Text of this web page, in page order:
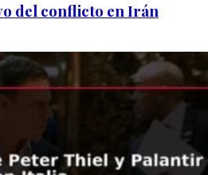
del conflicto en Irán